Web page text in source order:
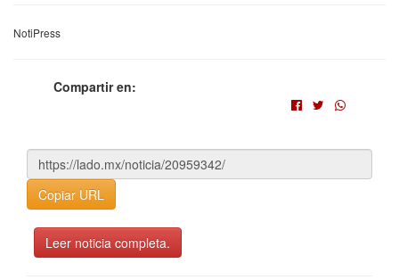
NotiPress
Compartir en:
Copiar URL
Leer noticia completa.